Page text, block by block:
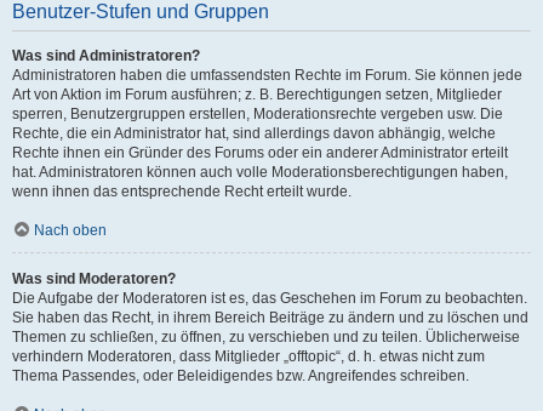
Benutzer-Stufen und Gruppen
Was sind Administratoren?
Administratoren haben die umfassendsten Rechte im Forum. Sie können jede
Art von Aktion im Forum ausführen; z. B. Berechtigungen setzen, Mitglieder
sperren, Benutzergruppen erstellen, Moderationsrechte vergeben usw. Die
Rechte, die ein Administrator hat, sind allerdings davon abhängig, welche
Rechte ihnen ein Gründer des Forums oder ein anderer Administrator erteilt
hat. Administratoren können auch volle Moderationsberechtigungen haben,
wenn ihnen das entsprechende Recht erteilt wurde.
Nach oben
Was sind Moderatoren?
Die Aufgabe der Moderatoren ist es, das Geschehen im Forum zu beobachten.
Sie haben das Recht, in ihrem Bereich Beiträge zu ändern und zu löschen und
Themen zu schließen, zu öffnen, zu verschieben und zu teilen. Üblicherweise
verhindern Moderatoren, dass Mitglieder „offtopic“, d. h. etwas nicht zum
Thema Passendes, oder Beleidigendes bzw. Angreifendes schreiben.